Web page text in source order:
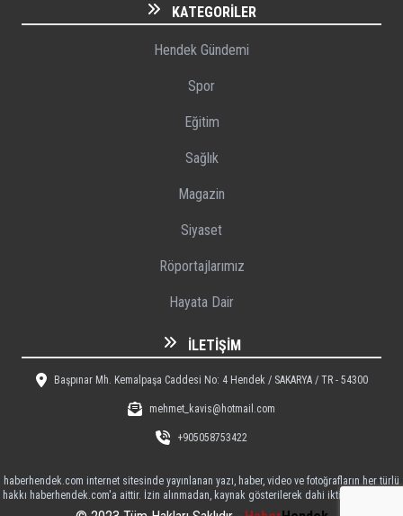
KATEGORILER
Hendek Gündemi
Spor
Eğitim
Sağlık
Magazin
Siyaset
Röportajlarımız
Hayata Dair
İLETIŞIM
Başpınar Mh. Kemalpaşa Caddesi No: 4 Hendek / SAKARYA / TR - 54300
mehmet_kavis@hotmail.com
+905058753422
haberhendek.com internet sitesinde yayınlanan yazı, haber, video ve fotoğrafların her türlü
hakkı haberhendek.com'a aittir. İzin alınmadan, kaynak gösterilerek dahi iktibas edilemez